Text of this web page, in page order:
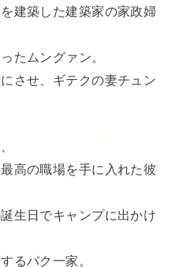
建築した建築家の家政婦
たムングァン。
させ、ギテクの妻チュン
高の職場を手に入れた彼
生日でキャンプに出かけ
るパク一家。